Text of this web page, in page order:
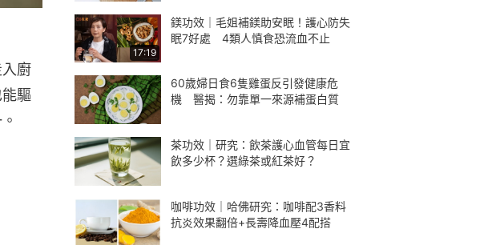
廚
驅
17:19
鎂功效｜毛姐補鎂助安眠！護心防失
眠7好處 4類人慎食恐流血不止
60歲婦日食6隻雞蛋反引發健康危
機 醫揭：勿靠單一來源補蛋白質
茶功效｜研究：飲茶護心血管每日宜
飲多少杯？選綠茶或紅茶好？
咖啡功效｜哈佛研究：咖啡配3香料
抗炎效果翻倍+長壽降血壓4配搭